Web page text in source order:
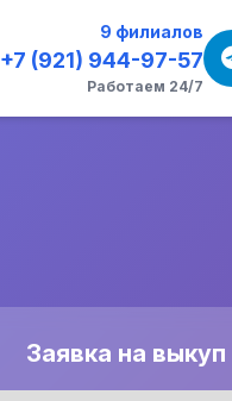
9 филиалов
+7 (921) 944-97-57
Работаем 24/7
Заявка на выкуп